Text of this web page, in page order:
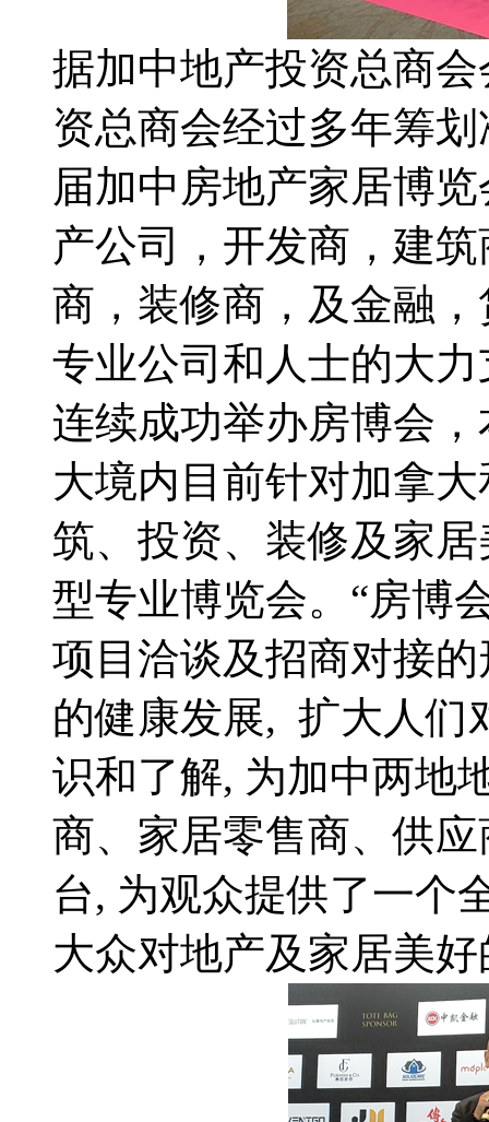
据加中地产投资总商
资总商会经过多年筹
届加中房地产家居博
产公司，开发商，建
商，装修商，及金融
专业公司和人士的大
连续成功举办房博会
大境内目前针对加拿
筑、投资、装修及家
型专业博览会。“房博
项目洽谈及招商对接
的健康发展, 扩大人们
识和了解, 为加中两地
商、家居零售商、供
台, 为观众提供了一个
大众对地产及家居美